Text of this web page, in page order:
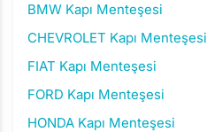
BMW Kapı Menteşesi
CHEVROLET Kapı Menteşesi
FIAT Kapı Menteşesi
FORD Kapı Menteşesi
HONDA Kapı Menteşesi